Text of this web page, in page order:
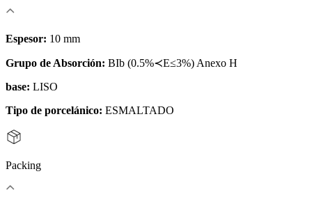
Espesor: 10 mm
Grupo de Absorción: BIb (0.5%≺E≤3%) Anexo H
base: LISO
Tipo de porcelánico: ESMALTADO
Packing